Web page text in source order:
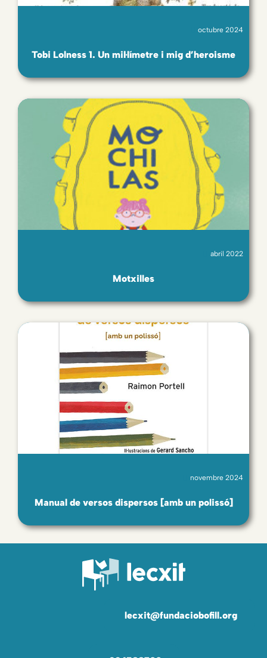
octubre 2024
Tobi Lolness 1. Un mil·límetre i mig d’heroisme
abril 2022
Motxilles
novembre 2024
Manual de versos dispersos [amb un polissó]
lecxit@fundaciobofill.org